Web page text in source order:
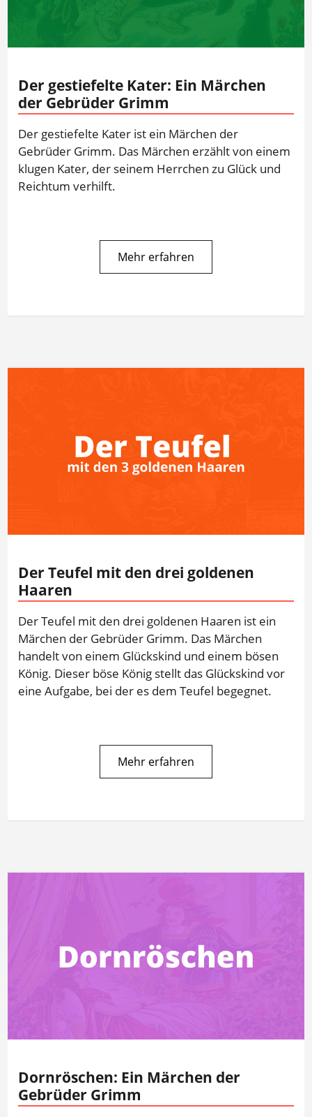
Der gestiefelte Kater: Ein Märchen
der Gebrüder Grimm
Der gestiefelte Kater ist ein Märchen der
Gebrüder Grimm. Das Märchen erzählt von einem
klugen Kater, der seinem Herrchen zu Glück und
Reichtum verhilft.
Mehr erfahren
Der Teufel mit den drei goldenen
Haaren
Der Teufel mit den drei goldenen Haaren ist ein
Märchen der Gebrüder Grimm. Das Märchen
handelt von einem Glückskind und einem bösen
König. Dieser böse König stellt das Glückskind vor
eine Aufgabe, bei der es dem Teufel begegnet.
Mehr erfahren
Dornröschen: Ein Märchen der
Gebrüder Grimm